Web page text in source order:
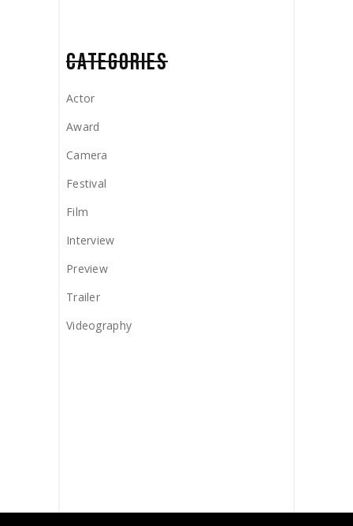
CATEGORIES
Actor
Award
Camera
Festival
Film
Interview
Preview
Trailer
Videography